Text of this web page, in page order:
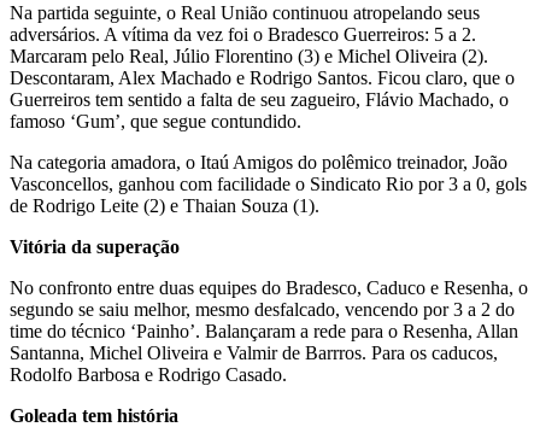
Na partida seguinte, o Real União continuou atropelando seus
adversários. A vítima da vez foi o Bradesco Guerreiros: 5 a 2.
Marcaram pelo Real, Júlio Florentino (3) e Michel Oliveira (2).
Descontaram, Alex Machado e Rodrigo Santos. Ficou claro, que o
Guerreiros tem sentido a falta de seu zagueiro, Flávio Machado, o
famoso ‘Gum’, que segue contundido.
Na categoria amadora, o Itaú Amigos do polêmico treinador, João
Vasconcellos, ganhou com facilidade o Sindicato Rio por 3 a 0, gols
de Rodrigo Leite (2) e Thaian Souza (1).
Vitória da superação
No confronto entre duas equipes do Bradesco, Caduco e Resenha, o
segundo se saiu melhor, mesmo desfalcado, vencendo por 3 a 2 do
time do técnico ‘Painho’. Balançaram a rede para o Resenha, Allan
Santanna, Michel Oliveira e Valmir de Barrros. Para os caducos,
Rodolfo Barbosa e Rodrigo Casado.
Goleada tem história